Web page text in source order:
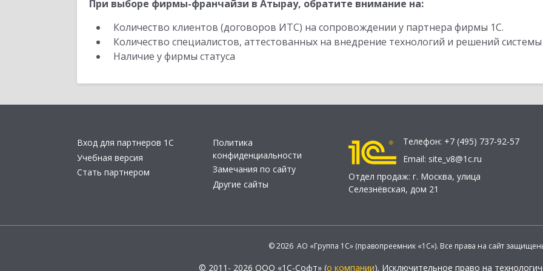
При выборе фирмы-франчайзи в Атырау, обратите внимание на:
Количество клиентов (договоров ИТС) на сопровождении у партнера фирмы 1С.
Количество специалистов, аттестованных на внедрение технологий и решений
Наличие у фирмы статуса
Вход для партнеров 1С
Учебная версия
Стать партнером
Политика
конфиденциальности
Замечания по сайту
Другие сайты
Телефон: +7 (495) 737-92-57
Email: site_v8@1c.ru
Отдел продаж: г. Москва, улица
Селезнёвская, дом 21
© 2026 АО «Группа 1С» (правопреемник «1С»). Все права на сайт
© 2011- 2026 ООО «1С-Софт» (о компании). Исключительное право на